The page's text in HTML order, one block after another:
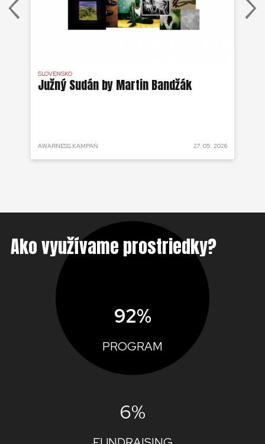
SLOVENSKO
Južný Sudán by Martin Bandžák
AWARNESS KAMPAŇ 27. 05. 2026
Ako využívame prostriedky?
92%
PROGRAM
6%